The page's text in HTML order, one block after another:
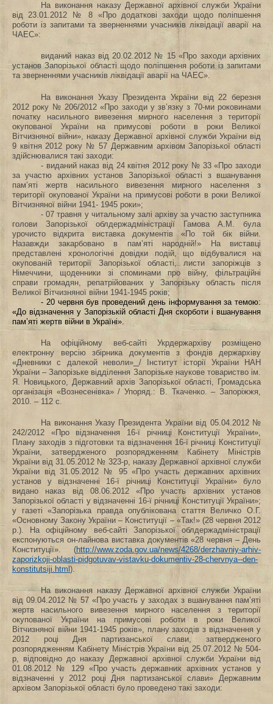
На виконання наказу Державної архівної служби України
від 23.01.2012 № 8 «Про додаткові заходи щодо поліпшення
роботи із запитами та зверненнями учасників ліквідації аварії на
ЧАЕС»:
виданий наказ від 20.02.2012 № 15 «Про заходи архівних
установ Запорізької області щодо поліпшення роботи із запитами
та зверненнями учасників ліквідації аварії на ЧАЕС».
На виконання Указу Президента України від 22 березня
2012 року № 206/2012 «Про заходи у зв’язку з 70-ми роковинами
початку насильного вивезення мирного населення з території
окупованої України на примусові роботи в роки Великої
Вітчизняної війни», наказу Державної архівної служби України від
9 квітня 2012 року № 57 Державним архівом Запорізької області
здійснювалися такі заходи:
- виданий наказ від 24 квітня 2012 року № 33 «Про заходи
за участю архівних установ Запорізької області з вшанування
пам’яті жертв насильного вивезення мирного населення з
території окупованої України на примусові роботи в роки Великої
Вітчизняної війни 1941- 1945 роки»;
- 07 травня у читальному залі архіву за участю заступника
голови Запорізької облдержадміністрації Гамова А.М. була
урочисто відкрита виставка документів «По той бік війни.
Назавжди закарбовано в пам’яті народній!» На виставці
представлені хронологічні довідки подій, що відбувалися на
окупованій території Запорізької області, листи запоріжців з
Німеччини, щоденники зі споминами про війну, фільтраційні
справи громадян, репатрійованих у Запорізьку область після
Великої Вітчизняної війни 1941-1945 років;
- 20 червня був проведений день інформування за темою:
«До відзначення у Запорізькій області Дня скорботи і вшанування
пам’яті жертв війни в Україні».
На офіційному веб-сайті Укрдержархіву розміщено
електронну версію збірника документів з фондів держархіву
«Дневники с далекой неволи»
/ Інститут історії України НАН
України – Запорізьке відділення Запорізьке наукове товариство ім.
Я. Новицького, Державний архів Запорізької області, Громадська
організація «Вознесенівка» / Упоряд.: В. Ткаченко. – Запоріжжя,
2010. – 112 с.
На виконання Указу Президента України від 05.04.2012 №
242/2012 «Про відзначення 16-ї річниці Конституції України»,
Плану заходів з підготовки та відзначення 16-ї річниці Конституції
України, затвердженого розпорядженням Кабінету Міністрів
України від 31.05.2012 № 323-р, наказу Державної архівної служби
України від 31.05.2012 № 95 «Про участь державних архівних
установ у відзначенні 16-ї річниці Конституції України» було
видано наказ від 08.06.2012 «Про участь архівних установ
Запорізької області у відзначенні 16-ї річниці Конституції України»;
у газеті «Запорізька правда опублікована стаття
Величко О.Г.
«Основному Закону України – Конституції – «Так!» (28 червня 2012
р.). На офіційному веб-сайті Запорізької облдержадміністрації
експонуються он-лайнова виставка документів«28 червня – День
Конституції». (http://www.zoda.gov.ua/news/4268/derzhavniy-arhiv-
zaporizkoji-oblasti-pidgotuvav-vistavku-dokumentiv-28-chervnya--den-
konstitutsiji.html ).
На виконання наказу Державної архівної служби України
від 09.04.2012 № 57 «Про участь у заходах з вшанування пам’яті
жертв насильного вивезення мирного населення з території
окупованої України на примусові роботи в роки Великої
Вітчизняної війни 1941-1945 років», плану заходів з відзначення у
2012 році Дня партизанської слави, затвердженого
розпорядженням Кабінету Міністрів України від 25.07.2012 № 504-
р, відповідно до наказу Державної архівної служби України від
01.08.2012 № 129 «Про участь державних архівних установ у
відзначенні у 2012 році Дня партизанської слави» Державним
архівом Запорізької області було проведено такі заходи: